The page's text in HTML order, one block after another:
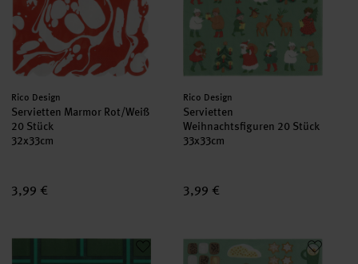
Hersteller:
Rico Design
Servietten Marmor Rot/Weiß
20 Stück
32x33cm
3,99 €
Hersteller:
Rico Design
Servietten
Weihnachtsfiguren 20 Stück
33x33cm
3,99 €
Servietten Raster Grün 20 StückServietten Weihnachtsgebäck